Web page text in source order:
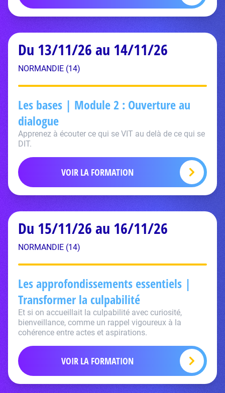
Du 13/11/26 au 14/11/26
NORMANDIE (14)
Les bases | Module 2 : Ouverture au
dialogue
Apprenez à écouter ce qui se VIT au delà de ce qui se
DIT.
VOIR LA FORMATION
Du 15/11/26 au 16/11/26
NORMANDIE (14)
Les approfondissements essentiels |
Transformer la culpabilité
Et si on accueillait la culpabilité avec curiosité,
bienveillance, comme un rappel vigoureux à la
cohérence entre actes et aspirations.
VOIR LA FORMATION